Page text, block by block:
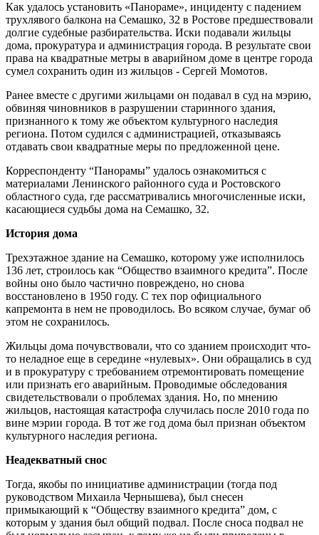
Как удалось установить «Панораме», инциденту с падением
трухлявого балкона на Семашко, 32 в Ростове предшествовали
долгие судебные разбирательства. Иски подавали жильцы
дома, прокуратура и администрация города. В результате свои
права на квадратные метры в аварийном доме в центре города
сумел сохранить один из жильцов - Сергей Момотов.
Ранее вместе с другими жильцами он подавал в суд на мэрию,
обвиняя чиновников в разрушении старинного здания,
признанного к тому же объектом культурного наследия
региона. Потом судился с администрацией, отказываясь
отдавать свои квадратные меры по предложенной цене.
Корреспонденту “Панорамы” удалось ознакомиться с
материалами Ленинского районного суда и Ростовского
областного суда, где рассматривались многочисленные иски,
касающиеся судьбы дома на Семашко, 32.
История дома
Трехэтажное здание на Семашко, которому уже исполнилось
136 лет, строилось как “Общество взаимного кредита”. После
войны оно было частично повреждено, но снова
восстановлено в 1950 году. С тех пор официального
капремонта в нем не проводилось. Во всяком случае, бумаг об
этом не сохранилось.
Жильцы дома почувствовали, что со зданием происходит что-
то неладное еще в середине «нулевых». Они обращались в суд
и в прокуратуру с требованием отремонтировать помещение
или признать его аварийным. Проводимые обследования
свидетельствовали о проблемах здания. Но, по мнению
жильцов, настоящая катастрофа случилась после 2010 года по
вине мэрии города. В тот же год дома был признан объектом
культурного наследия региона.
Неадекватный снос
Тогда, якобы по инициативе администрации (тогда под
руководством Михаила Чернышева), был снесен
примыкающий к “Обществу взаимного кредита” дом, с
которым у здания был общий подвал. После сноса подвал не